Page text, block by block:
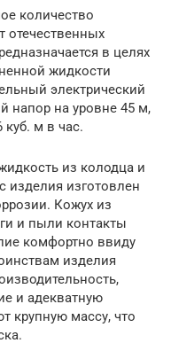
количество
отечественных
в целях
жидкости
электрический
напор на уровне 45 м,
куб. м в час.
из колодца и
изделия изготовлен
Кожух из
и пыли контакты
комфортно ввиду
изделия
и адекватную
крупную массу, что